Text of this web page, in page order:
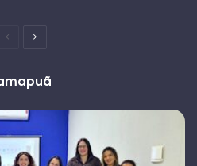
PáginaPróxima